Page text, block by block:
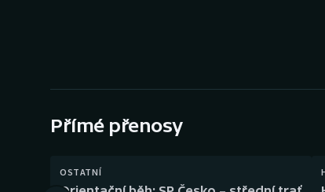
Přímé přenosy
OSTATNÍ